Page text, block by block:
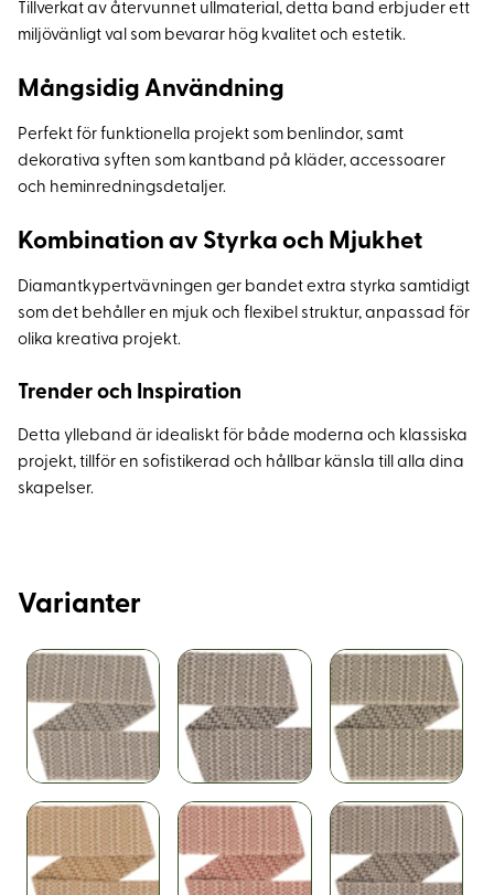
Tillverkat av återvunnet ullmaterial, detta band erbjuder ett
miljövänligt val som bevarar hög kvalitet och estetik.
Mångsidig Användning
Perfekt för funktionella projekt som benlindor, samt
dekorativa syften som kantband på kläder, accessoarer
och heminredningsdetaljer.
Kombination av Styrka och Mjukhet
Diamantkypertvävningen ger bandet extra styrka samtidigt
som det behåller en mjuk och flexibel struktur, anpassad för
olika kreativa projekt.
Trender och Inspiration
Detta ylleband är idealiskt för både moderna och klassiska
projekt, tillför en sofistikerad och hållbar känsla till alla dina
skapelser.
Varianter